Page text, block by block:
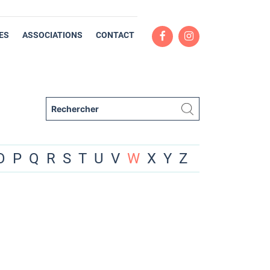
ASSOCIATIONS CONTACT
P Q R S T U V W X Y Z